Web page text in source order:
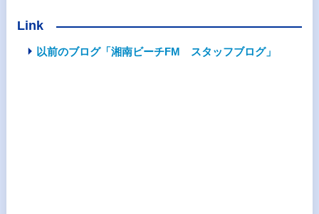
Link
以前のブログ「湘南ビーチFM スタッフブログ」